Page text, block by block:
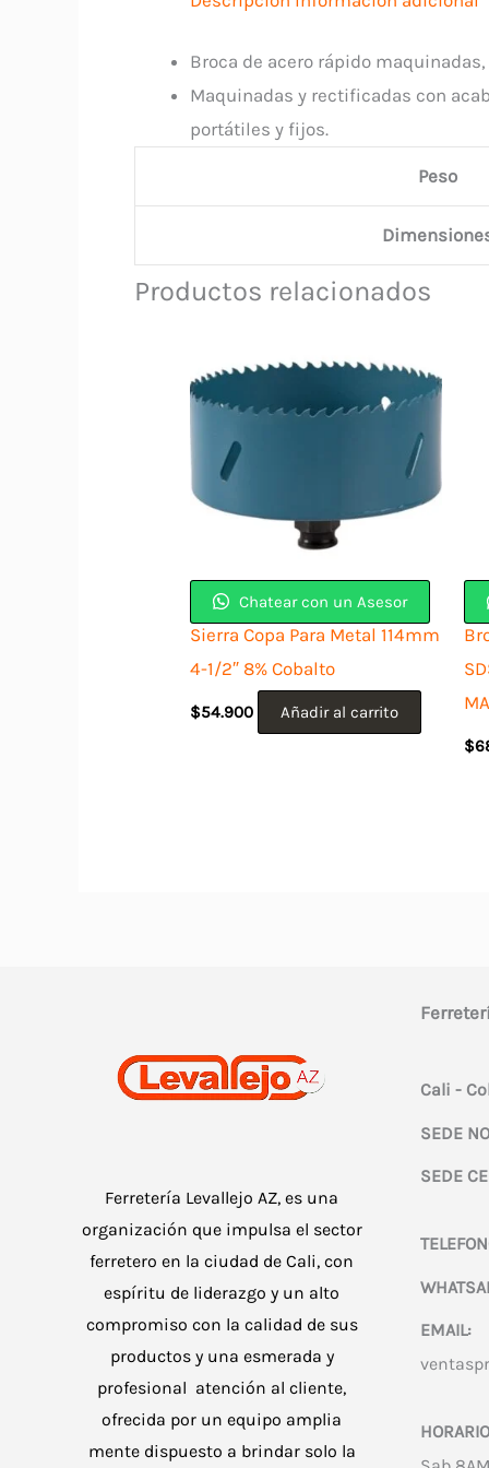
Broca de acero rápido
Maquinadas y rectificadas con
portátiles y fijos.
Peso
Productos relacionados
Chatear con un Asesor
Sierra Copa Para Metal 114mm
4-1/2″ 8% Cobalto
$54.900 Añadir al carrito
$
Ferretería Levallejo AZ, es una
organización que impulsa el sector
ferretero en la ciudad de Cali, con
espíritu de liderazgo y un alto
compromiso con la calidad de sus
productos y una esmerada y
profesional atención al cliente,
ofrecida por un equipo amplia
mente dispuesto a brindar solo la
Cali -
SEDE
SEDE
EMAIL: